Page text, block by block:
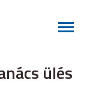
ülés